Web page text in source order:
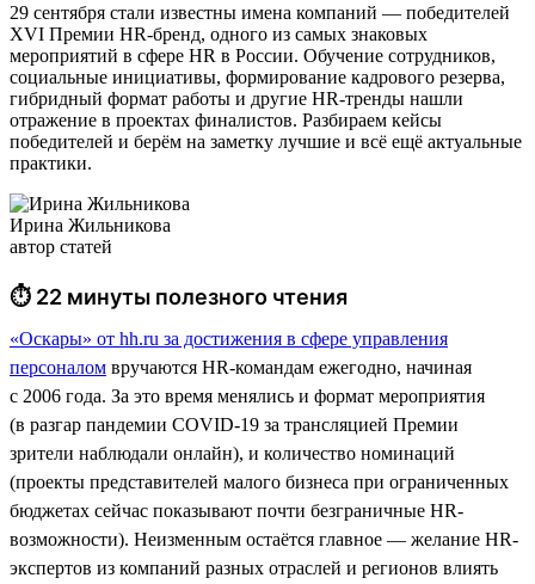
29 сентября стали известны имена компаний — победителей
XVI Премии HR-бренд, одного из самых знаковых
мероприятий в сфере HR в России. Обучение сотрудников,
социальные инициативы, формирование кадрового резерва,
гибридный формат работы и другие HR-тренды нашли
отражение в проектах финалистов. Разбираем кейсы
победителей и берём на заметку лучшие и всё ещё актуальные
практики.
Ирина Жильникова
автор статей
⏱ 22 минуты полезного чтения
«Оскары» от hh.ru за достижения в сфере управления
персоналом вручаются HR-командам ежегодно, начиная
с 2006 года. За это время менялись и формат мероприятия
(в разгар пандемии COVID-19 за трансляцией Премии
зрители наблюдали онлайн), и количество номинаций
(проекты представителей малого бизнеса при ограниченных
бюджетах сейчас показывают почти безграничные HR-
возможности). Неизменным остаётся главное — желание HR-
экспертов из компаний разных отраслей и регионов влиять